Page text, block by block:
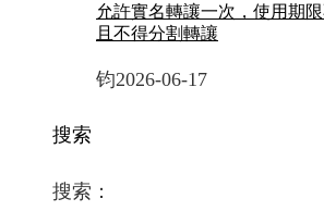
允許實名轉讓一次，使用期
且不得分割轉讓
钧2026-06-17
搜索
搜索：